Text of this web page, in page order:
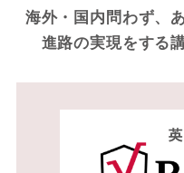
海外・国内問わず、
進路の実現をする